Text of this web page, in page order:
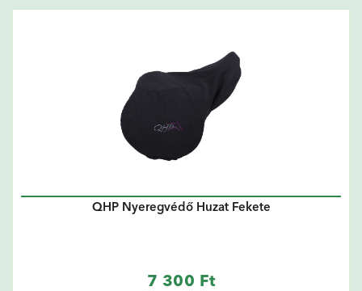
QHP Nyeregvédő Huzat Fekete
7 300 Ft